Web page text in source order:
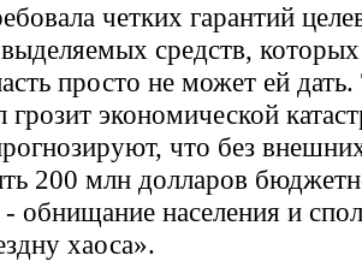
четких гарантий
средств,
просто не может ей дать.
грозит экономической
что без
200 млн долларов
- обнищание населения и
хаоса».